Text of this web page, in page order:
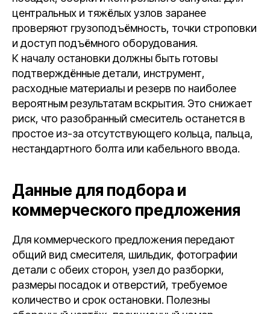
центральных и тяжёлых узлов заранее
проверяют грузоподъёмность, точки строповки
и доступ подъёмного оборудования.
К началу остановки должны быть готовы
подтверждённые детали, инструмент,
расходные материалы и резерв по наиболее
вероятным результатам вскрытия. Это снижает
риск, что разобранный смеситель останется в
простое из-за отсутствующего кольца, пальца,
нестандартного болта или кабельного ввода.
Данные для подбора и
коммерческого предложения
Для коммерческого предложения передают
общий вид смесителя, шильдик, фотографии
детали с обеих сторон, узел до разборки,
размеры посадок и отверстий, требуемое
количество и срок остановки. Полезны